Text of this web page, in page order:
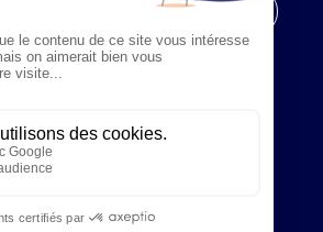
Visiter la page de l'émission